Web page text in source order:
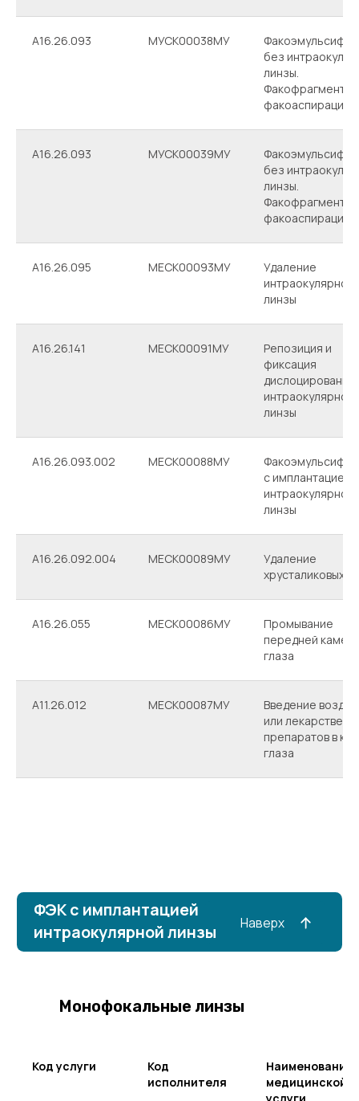
A16.26.093 МУСК00038МУ
без
линзы.
факоаспирация
A16.26.093 МУСК00039МУ
без
линзы.
факоаспирация
A16.26.095 МЕСК00093МУ
Удаление
интраокулярной
линзы
А16.26.141 МЕСК00091МУ
Репозиция и
фиксация
интраокулярной
линзы
A16.26.093.002 МЕСК00088МУ
с имплантацией
интраокулярной
линзы
A16.26.092.004 МЕСК00089МУ
Удаление
хрусталиковых
A16.26.055 МЕСК00086МУ
Промывание
передней
глаза
A11.26.012 МЕСК00087МУ
Введение
или
препаратов в
глаза
Монофокальные линзы
Код услуги
Код
исполнителя
Наименование
медицинской